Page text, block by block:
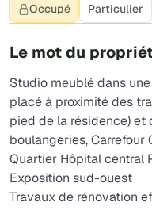
Occupé
Particulier
Le mot du
Studio meublé dans
placé à proximité des
pied de la résidence) et
boulangeries,
Quartier Hôpital central
Exposition sud-ouest
Travaux de rénovation